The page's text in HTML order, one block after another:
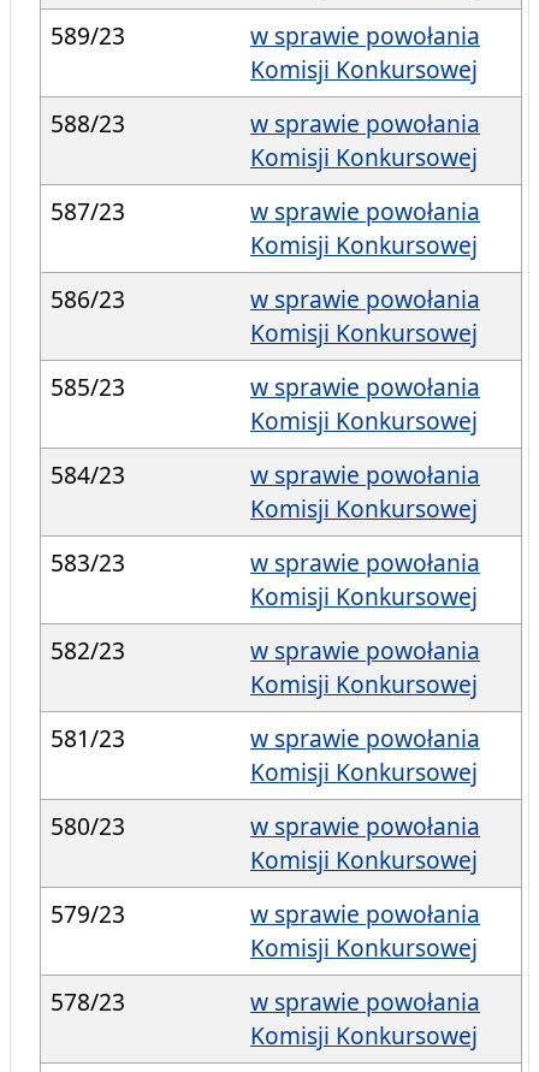
589/23
w sprawie powołania
Komisji Konkursowej
588/23
w sprawie powołania
Komisji Konkursowej
587/23
w sprawie powołania
Komisji Konkursowej
586/23
w sprawie powołania
Komisji Konkursowej
585/23
w sprawie powołania
Komisji Konkursowej
584/23
w sprawie powołania
Komisji Konkursowej
583/23
w sprawie powołania
Komisji Konkursowej
582/23
w sprawie powołania
Komisji Konkursowej
581/23
w sprawie powołania
Komisji Konkursowej
580/23
w sprawie powołania
Komisji Konkursowej
579/23
w sprawie powołania
Komisji Konkursowej
578/23
w sprawie powołania
Komisji Konkursowej